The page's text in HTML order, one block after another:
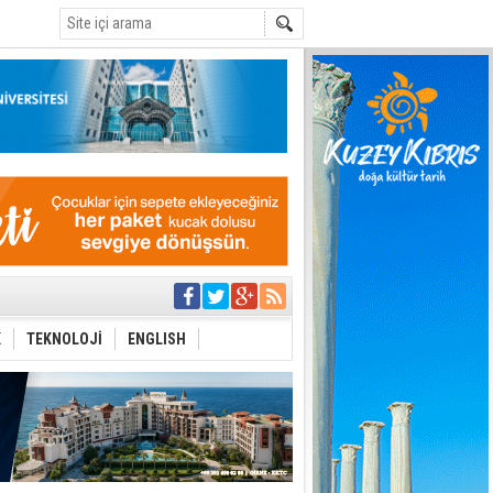
arasında
Yasası
TEKNOLOJİ ENGLISH